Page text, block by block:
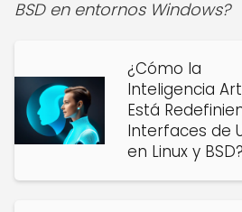
BSD en entornos Windows?
¿Cómo la
Inteligencia
Está
Interfaces de
en Linux y BSD?